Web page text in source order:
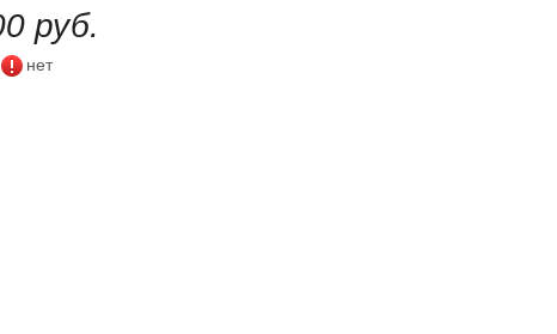
руб.
нет